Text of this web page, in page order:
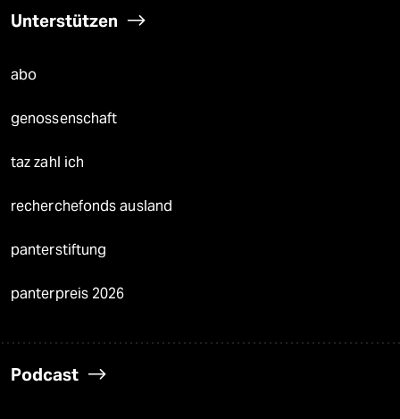
Unterstützen
abo
genossenschaft
taz zahl ich
recherchefonds ausland
panterstiftung
panterpreis 2026
Podcast